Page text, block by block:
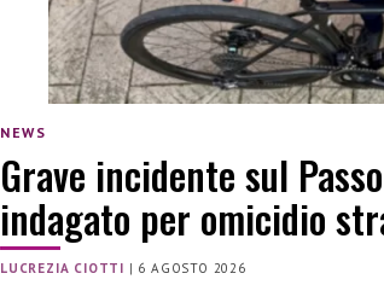
NEWS
Grave incidente sul
indagato per omicidio
LUCREZIA CIOTTI | 6 AGOSTO 2026